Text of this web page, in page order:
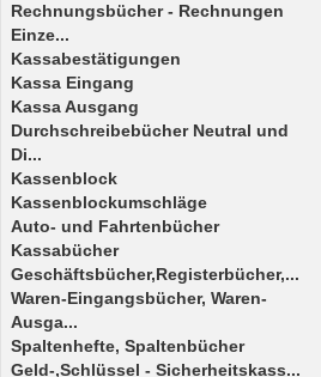
Rechnungsbücher - Rechnungen
Einze...
Kassabestätigungen
Kassa Eingang
Kassa Ausgang
Durchschreibebücher Neutral und
Di...
Kassenblock
Kassenblockumschläge
Auto- und Fahrtenbücher
Kassabücher
Geschäftsbücher,Registerbücher,...
Waren-Eingangsbücher, Waren-
Ausga...
Spaltenhefte, Spaltenbücher
Geld-,Schlüssel - Sicherheitskass...